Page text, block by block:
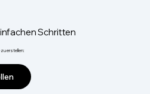
Schritten
zu erstellen: